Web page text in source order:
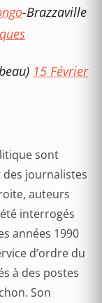
-Brazzaville
15 Février
sont
journalistes
auteurs
interrogés
années 1990
d’ordre du
à des postes
Son